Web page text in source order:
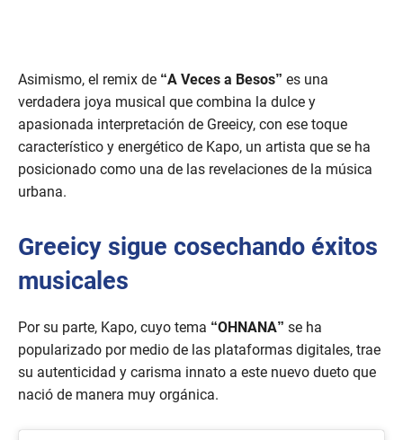
Asimismo, el remix de “A Veces a Besos” es una
verdadera joya musical que combina la dulce y
apasionada interpretación de Greeicy, con ese toque
característico y energético de Kapo, un artista que se ha
posicionado como una de las revelaciones de la música
urbana.
Greeicy sigue cosechando éxitos
musicales
Por su parte, Kapo, cuyo tema “OHNANA” se ha
popularizado por medio de las plataformas digitales, trae
su autenticidad y carisma innato a este nuevo dueto que
nació de manera muy orgánica.